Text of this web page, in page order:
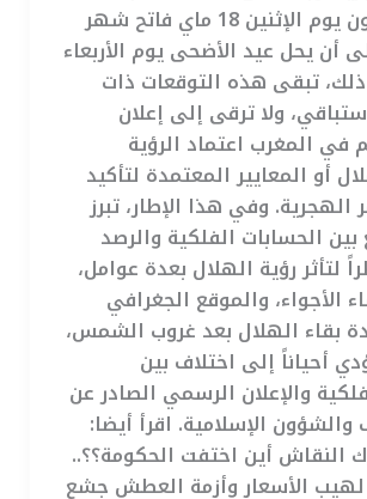
يُرتقب أن يكون يوم الإثنين 18 ماي فاتح شهر
أن يحل عيد الأضحى يوم الأربعاء
ذلك، تبقى هذه التوقعات ذات
ولا ترقى إلى إعلان
في المغرب اعتماد الرؤية
أو المعايير المعتمدة لتأكيد
وفي هذا الإطار، تبرز
الحسابات الفلكية والرصد
لتأثر رؤية الهلال بعدة عوامل،
الأجواء، والموقع الجغرافي
بقاء الهلال بعد غروب الشمس،
أحياناً إلى اختلاف بين
والإعلان الرسمي الصادر عن
والشؤون الإسلامية. اقرأ أيضا:
النقاش أين اختفت الحكومة؟؟..
لهيب الأسعار وأزمة العطش جشع